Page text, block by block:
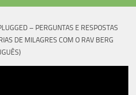
– PERGUNTAS E RESPOSTAS
DE MILAGRES COM O RAV BERG